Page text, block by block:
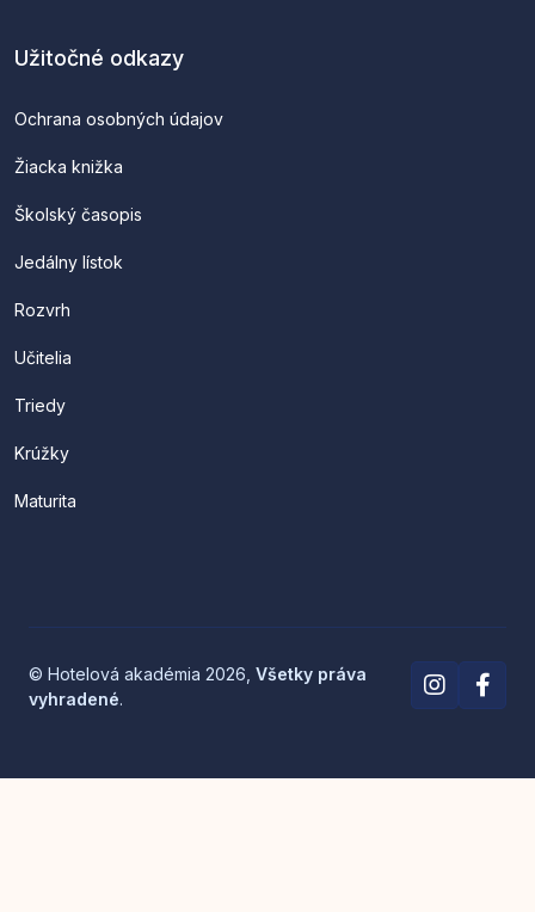
Užitočné odkazy
Ochrana osobných údajov
Žiacka knižka
Školský časopis
Jedálny lístok
Rozvrh
Učitelia
Triedy
Krúžky
Maturita
© Hotelová akadémia 2026, Všetky práva
vyhradené.